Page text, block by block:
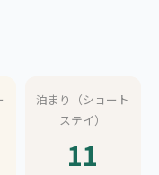
泊まり（ショート
ステイ）
11